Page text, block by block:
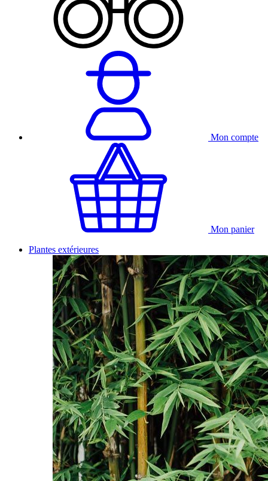
Mon compte
Mon panier
Plantes extérieures